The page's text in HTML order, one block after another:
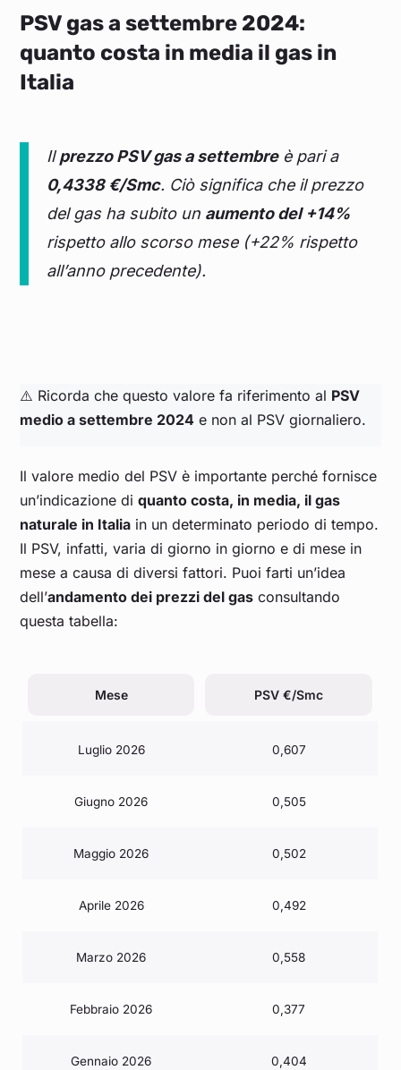
PSV gas a settembre 2024:
quanto costa in media il gas in
Italia
Ilprezzo PSV gas a settembreè pari a
0,4338 €/Smc. Ciò significa che il prezzo
del gas ha subito un aumento del +14%
rispetto allo scorso mese (+22% rispetto
all’anno precedente).
⚠️ Ricorda che questo valore fa riferimento al PSV
medio a settembre 2024 e non al PSV giornaliero.
Il valore medio del PSV è importante perché fornisce
un’indicazione diquanto costa, in media, il gas
naturale in Italia in un determinato periodo di tempo.
Il PSV, infatti, varia di giorno in giorno e di mese in
mese a causa di diversi fattori. Puoi farti un’idea
dell’andamento dei prezzi del gas consultando
questa tabella:
Mese PSV €/Smc
Luglio 2026 0,607
Giugno 2026 0,505
Maggio 2026 0,502
Aprile 2026 0,492
Marzo 2026 0,558
Febbraio 2026 0,377
Gennaio 2026 0,404